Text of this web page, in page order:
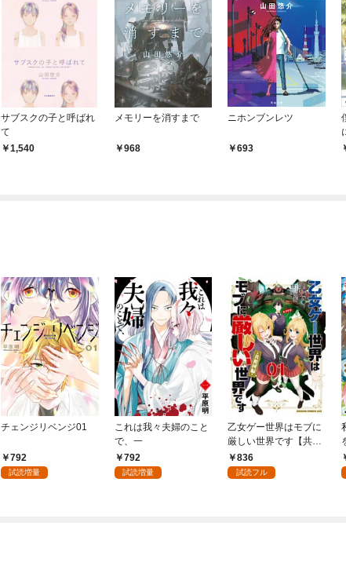
サブスクの子と呼ばれ
て
1,540
メモリーを消すまで
968
ニホンブンレツ
693
チェンジリベンジ01
792
試読増量
これは我々夫婦のこと
で、一
792
試読増量
乙女ゲー世界はモブに
厳しい世界です【共和
国編】 ０１
836
試読フル